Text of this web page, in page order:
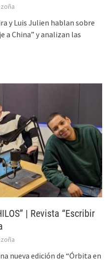
y Luis Julien hablan sobre
China” y analizan las
| Revista “Escribir
nueva edición de “Órbita en